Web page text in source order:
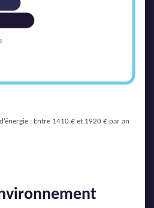
: Entre 1410 € et 1920 € par an